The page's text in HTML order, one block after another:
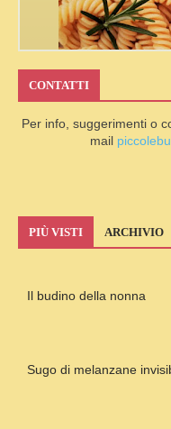
CONTATTI
Per info, suggerimenti o
mail
PIÙ VISTI ARCHIVIO
Il budino della nonna
Sugo di melanzane